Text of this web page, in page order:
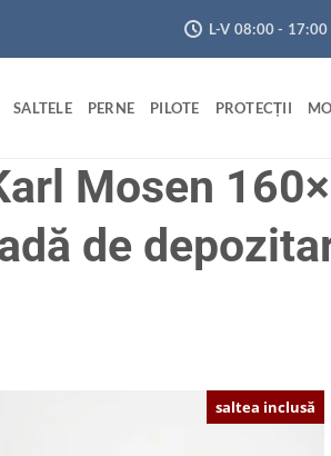
L-V 08:00 - 17:00
SALTELE PERNE PILOTE PROTECȚII
Mosen
de
saltea inclusă